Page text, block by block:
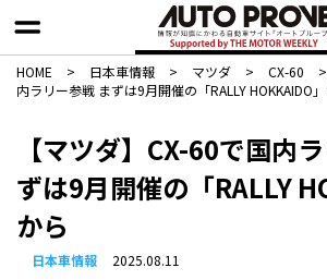
HOME > 日本車情報​ > マツダ > CX-60 >
内ラリー参戦 まずは9月開催の「RALLY HOKKAIDO
【マツダ】CX-60で国内
ずは9月開催の「RALLY
から
日本車情報​ 2025.08.11